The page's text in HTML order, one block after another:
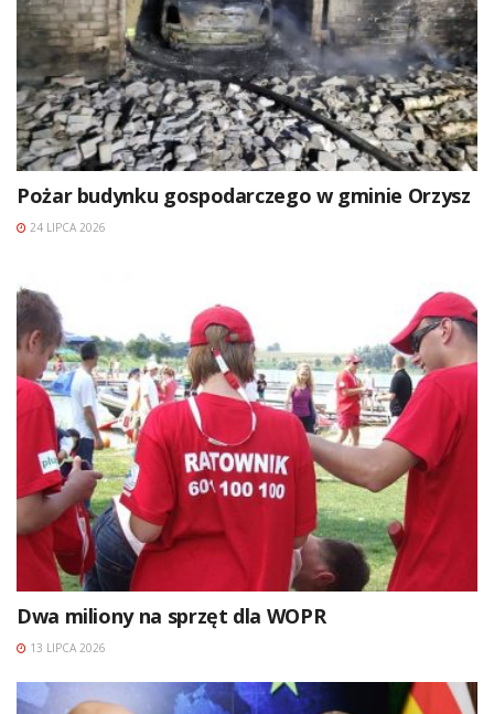
Pożar budynku gospodarczego w gminie Orzysz
24 LIPCA 2026
Dwa miliony na sprzęt dla WOPR
13 LIPCA 2026